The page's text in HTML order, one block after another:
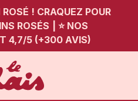
! CRAQUEZ POUR
ROSÉS
⭐ NOS
4,7/5 (+300 AVIS)